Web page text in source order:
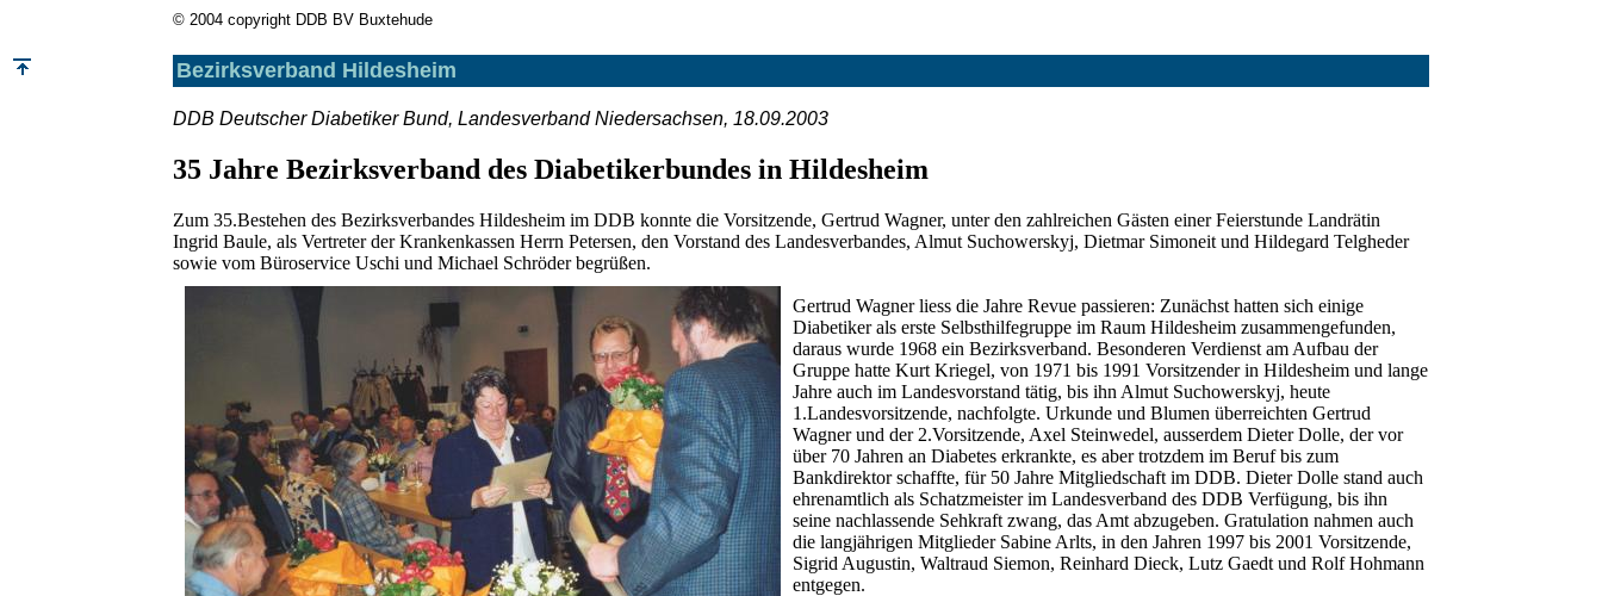
© 2004 copyright DDB BV Buxtehude
Bezirksverband Hildesheim
DDB Deutscher Diabetiker Bund, Landesverband Niedersachsen, 18.09.2003
35 Jahre Bezirksverband des Diabetikerbundes in Hildesheim
Zum 35.Bestehen des Bezirksverbandes Hildesheim im DDB konnte die Vorsitzende, Gertrud Wagner, unter den zahlreichen Gästen einer Feierstunde Landrätin
Ingrid Baule, als Vertreter der Krankenkassen Herrn Petersen, den Vorstand des Landesverbandes, Almut Suchowerskyj, Dietmar Simoneit und Hildegard Telgheder
sowie vom Büroservice Uschi und Michael Schröder begrüßen.
Gertrud Wagner liess die Jahre Revue passieren: Zunächst hatten sich einige
Diabetiker als erste Selbsthilfegruppe im Raum Hildesheim zusammengefunden,
daraus wurde 1968 ein Bezirksverband. Besonderen Verdienst am Aufbau der
Gruppe hatte Kurt Kriegel, von 1971 bis 1991 Vorsitzender in Hildesheim und lange
Jahre auch im Landesvorstand tätig, bis ihn Almut Suchowerskyj, heute
1.Landesvorsitzende, nachfolgte. Urkunde und Blumen überreichten Gertrud
Wagner und der 2.Vorsitzende, Axel Steinwedel, ausserdem Dieter Dolle, der vor
über 70 Jahren an Diabetes erkrankte, es aber trotzdem im Beruf bis zum
Bankdirektor schaffte, für 50 Jahre Mitgliedschaft im DDB. Dieter Dolle stand auch
ehrenamtlich als Schatzmeister im Landesverband des DDB Verfügung, bis ihn
seine nachlassende Sehkraft zwang, das Amt abzugeben. Gratulation nahmen auch
die langjährigen Mitglieder Sabine Arlts, in den Jahren 1997 bis 2001 Vorsitzende,
Sigrid Augustin, Waltraud Siemon, Reinhard Dieck, Lutz Gaedt und Rolf Hohmann
entgegen.